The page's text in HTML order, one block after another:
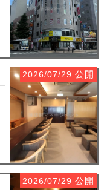
2026/07/29 公開
2026/07/29 公開